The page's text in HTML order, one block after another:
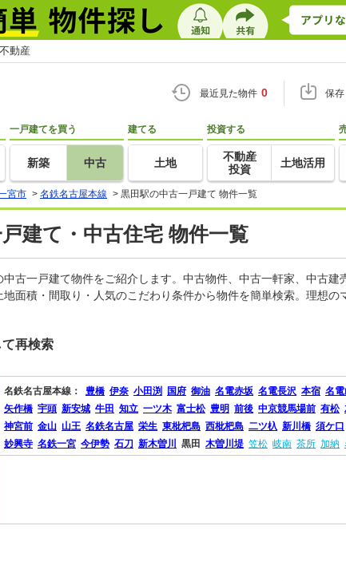
動産
最近見た物件 0 保
一戸建てを買う
新築 中古
建てる
土地
投資する
不動産
投資
土地活用
宮市 > 名鉄名古屋本線 > 黒田駅の中古一戸建て 物件一覧
建て・中古住宅 物件一覧
古一戸建て物件をご紹介します。中古物件、中古一軒家、中古建
面積・間取り・人気のこだわり条件から物件を簡単検索。理想
再検索
名鉄名古屋本線： 豊橋 伊奈 小田渕 国府 御油 名電赤坂 名電長沢 本宿 名電
矢作橋 宇頭 新安城 牛田 知立 一ツ木 富士松 豊明 前後 中京競馬場前 有松
神宮前 金山 山王 名鉄名古屋 栄生 東枇杷島 西枇杷島 二ツ杁 新川橋 須ケ口
妙興寺 名鉄一宮 今伊勢 石刀 新木曽川 黒田 木曽川堤 笠松 岐南 茶所 加納